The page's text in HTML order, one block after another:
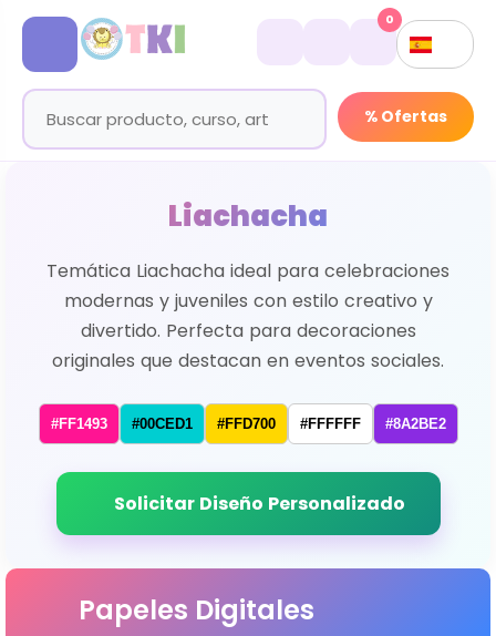
% Ofertas
0
Liachacha
Temática Liachacha ideal para celebraciones
modernas y juveniles con estilo creativo y
divertido. Perfecta para decoraciones
originales que destacan en eventos sociales.
#FF1493 #00CED1 #FFD700 #FFFFFF #8A2BE2
Solicitar Diseño Personalizado
Papeles Digitales